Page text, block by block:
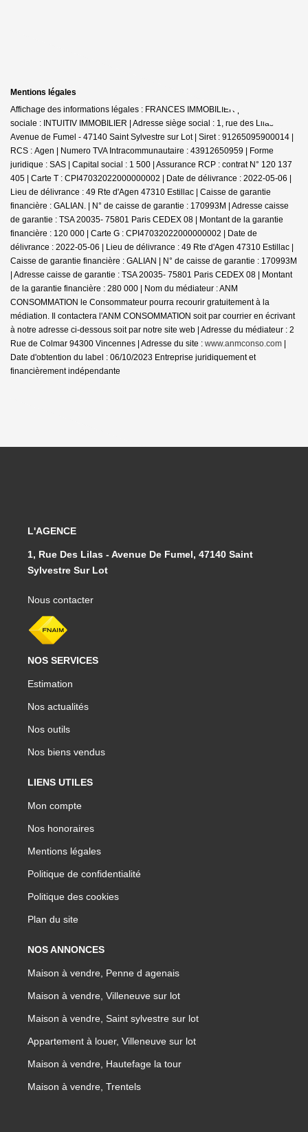
Mentions légales
Affichage des informations légales : FRANCES IMMOBILIER | Raison
sociale : INTUITIV IMMOBILIER | Adresse siège social : 1, rue des Lilas -
Avenue de Fumel - 47140 Saint Sylvestre sur Lot | Siret : 91265095900014 |
RCS : Agen | Numero TVA Intracommunautaire : 43912650959 | Forme
juridique : SAS | Capital social : 1 500 | Assurance RCP : contrat N° 120 137
405 | Carte T : CPI47032022000000002 | Date de délivrance : 2022-05-06 |
Lieu de délivrance : 49 Rte d'Agen 47310 Estillac | Caisse de garantie
financière : GALIAN. | N° de caisse de garantie : 170993M | Adresse caisse
de garantie : TSA 20035- 75801 Paris CEDEX 08 | Montant de la garantie
financière : 120 000 | Carte G : CPI47032022000000002 | Date de
délivrance : 2022-05-06 | Lieu de délivrance : 49 Rte d'Agen 47310 Estillac |
Caisse de garantie financière : GALIAN | N° de caisse de garantie : 170993M
| Adresse caisse de garantie : TSA 20035- 75801 Paris CEDEX 08 | Montant
de la garantie financière : 280 000 | Nom du médiateur : ANM
CONSOMMATION le Consommateur pourra recourir gratuitement à la
médiation. Il contactera l'ANM CONSOMMATION soit par courrier en écrivant
à notre adresse ci-dessous soit par notre site web | Adresse du médiateur : 2
Rue de Colmar 94300 Vincennes | Adresse du site : www.anmconso.com |
Date d'obtention du label : 06/10/2023 Entreprise juridiquement et
financièrement indépendante
L'AGENCE
1, Rue Des Lilas - Avenue De Fumel, 47140 Saint
Sylvestre Sur Lot
Nous contacter
NOS SERVICES
Estimation
Nos actualités
Nos outils
Nos biens vendus
LIENS UTILES
Mon compte
Nos honoraires
Mentions légales
Politique de confidentialité
Politique des cookies
Plan du site
NOS ANNONCES
Maison à vendre, Penne d agenais
Maison à vendre, Villeneuve sur lot
Maison à vendre, Saint sylvestre sur lot
Appartement à louer, Villeneuve sur lot
Maison à vendre, Hautefage la tour
Maison à vendre, Trentels